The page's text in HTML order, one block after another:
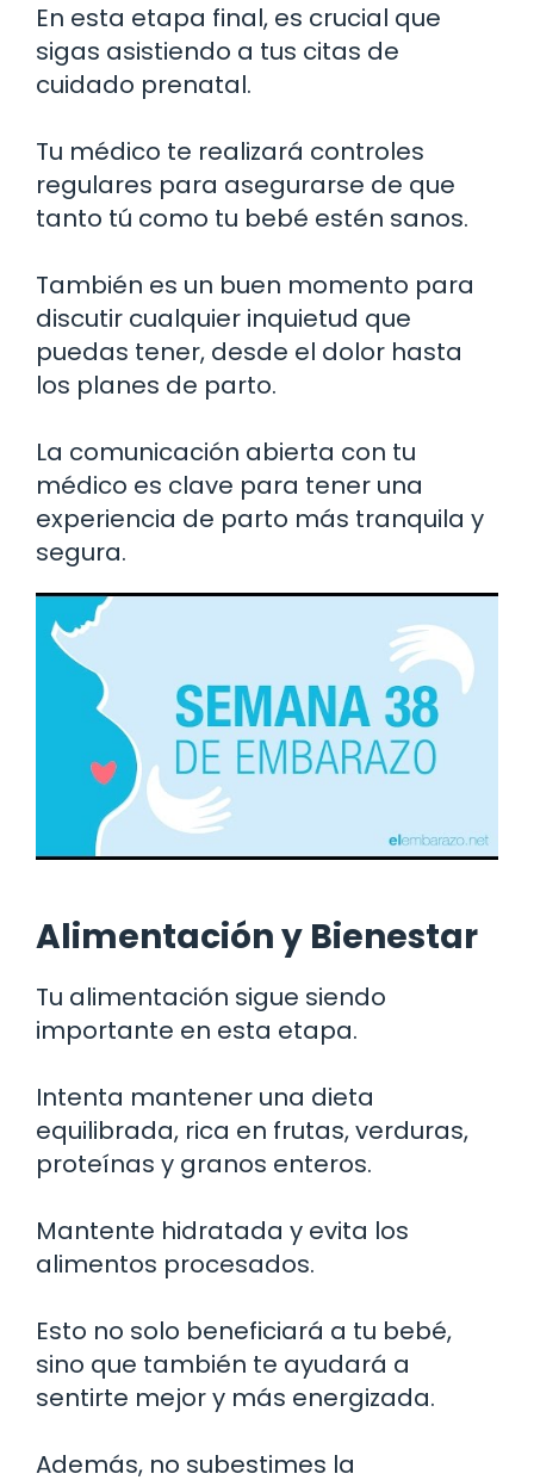
En esta etapa final, es crucial que
sigas asistiendo a tus citas de
cuidado prenatal.
Tu médico te realizará controles
regulares para asegurarse de que
tanto tú como tu bebé estén sanos.
También es un buen momento para
discutir cualquier inquietud que
puedas tener, desde el dolor hasta
los planes de parto.
La comunicación abierta con tu
médico es clave para tener una
experiencia de parto más tranquila y
segura.
Alimentación y Bienestar
Tu alimentación sigue siendo
importante en esta etapa.
Intenta mantener una dieta
equilibrada, rica en frutas, verduras,
proteínas y granos enteros.
Mantente hidratada y evita los
alimentos procesados.
Esto no solo beneficiará a tu bebé,
sino que también te ayudará a
sentirte mejor y más energizada.
Además, no subestimes la